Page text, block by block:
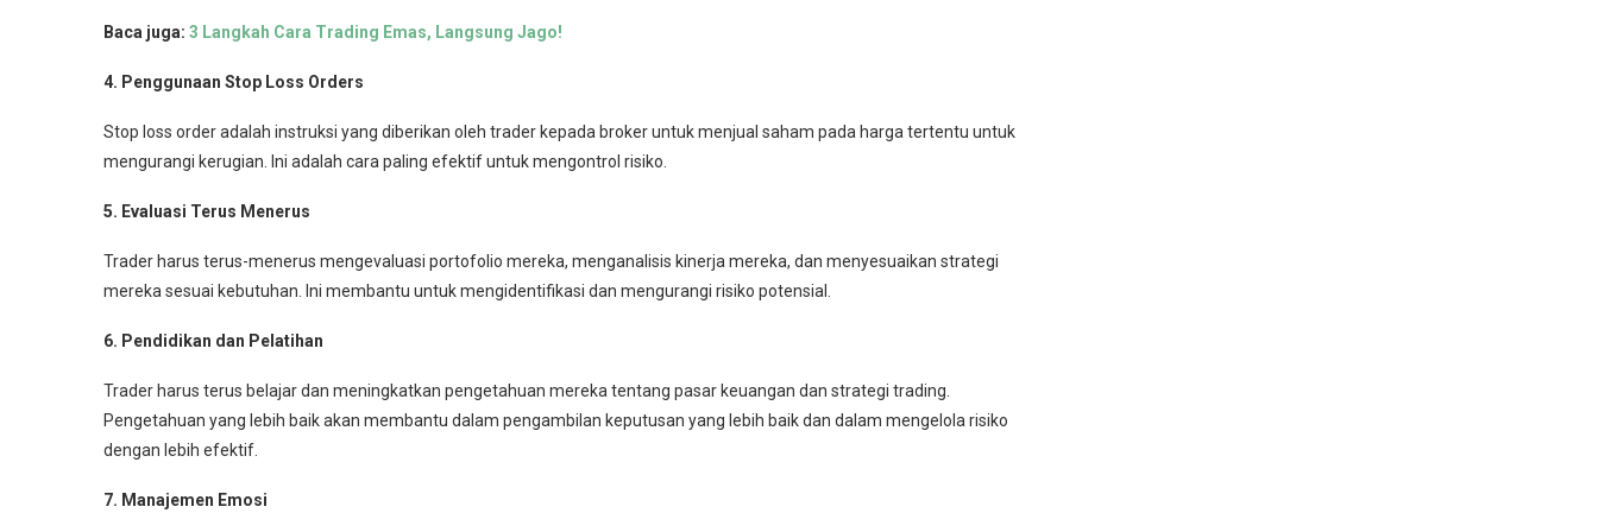
Baca juga: 3 Langkah Cara Trading Emas, Langsung Jago!
4. Penggunaan Stop Loss Orders
Stop loss order adalah instruksi yang diberikan oleh trader kepada broker untuk menjual saham pada harga tertentu untuk
mengurangi kerugian. Ini adalah cara paling efektif untuk mengontrol risiko.
5. Evaluasi Terus Menerus
Trader harus terus-menerus mengevaluasi portofolio mereka, menganalisis kinerja mereka, dan menyesuaikan strategi
mereka sesuai kebutuhan. Ini membantu untuk mengidentifikasi dan mengurangi risiko potensial.
6. Pendidikan dan Pelatihan
Trader harus terus belajar dan meningkatkan pengetahuan mereka tentang pasar keuangan dan strategi trading.
Pengetahuan yang lebih baik akan membantu dalam pengambilan keputusan yang lebih baik dan dalam mengelola risiko
dengan lebih efektif.
7. Manajemen Emosi